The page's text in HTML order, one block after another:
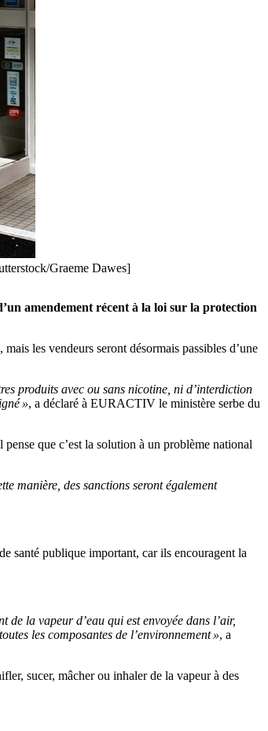
Graeme Dawes]
amendement récent à la loi sur la protection
les vendeurs seront désormais passibles d’une
produits avec ou sans nicotine, ni d’interdiction
», a déclaré à EURACTIV le ministère serbe du
que c’est la solution à un problème national
manière, des sanctions seront également
santé publique important, car ils encouragent la
de la vapeur d’eau qui est envoyée dans l’air,
les composantes de l’environnement », a
sucer, mâcher ou inhaler de la vapeur à des